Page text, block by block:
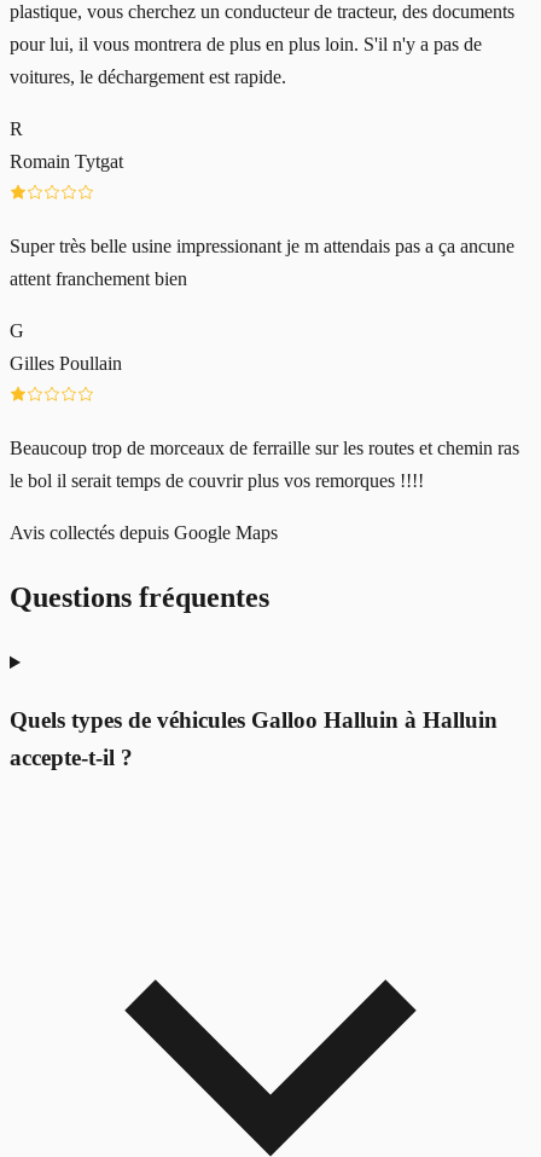
plastique, vous cherchez un conducteur de tracteur, des documents
pour lui, il vous montrera de plus en plus loin. S'il n'y a pas de
voitures, le déchargement est rapide.
R
Romain Tytgat
Super très belle usine impressionant je m attendais pas a ça ancune
attent franchement bien
G
Gilles Poullain
Beaucoup trop de morceaux de ferraille sur les routes et chemin ras
le bol il serait temps de couvrir plus vos remorques !!!!
Avis collectés depuis Google Maps
Questions fréquentes
Quels types de véhicules Galloo Halluin à Halluin
accepte-t-il ?